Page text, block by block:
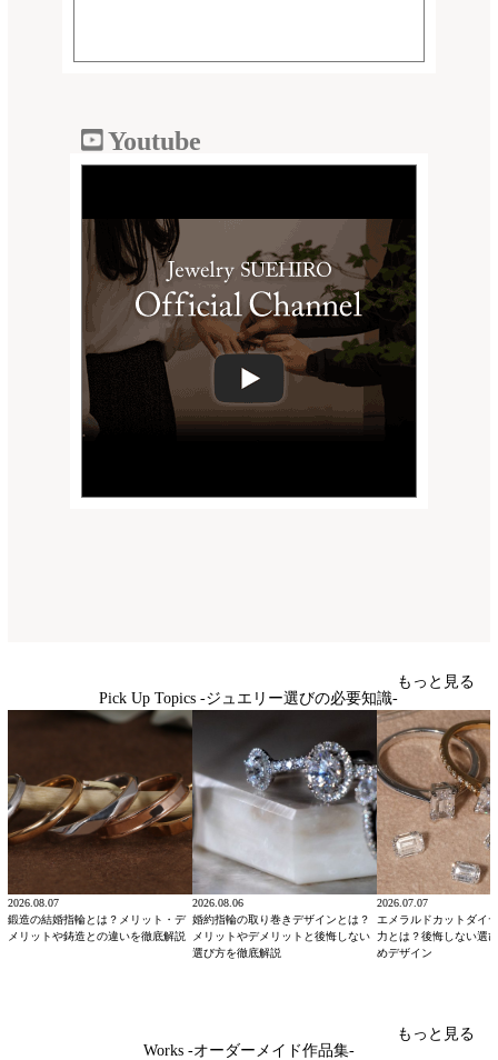
Youtube
Pick Up Topics -ジュエリー選びの必要知識-
もっと見る
2026.08.07
鍛造の結婚指輪とは？メリット・デ
メリットや鋳造との違いを徹底解説
2026.08.06
婚約指輪の取り巻きデザインとは？
メリットやデメリットと後悔しない
選び方を徹底解説
2026.07.07
エメラルドカットダイ
力とは？後悔しない選
めデザイン
Works -オーダーメイド作品集-
もっと見る